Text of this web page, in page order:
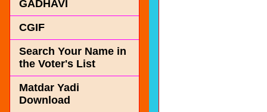
GADHAVI
CGIF
Search Your Name in
the Voter's List
Matdar Yadi
Download